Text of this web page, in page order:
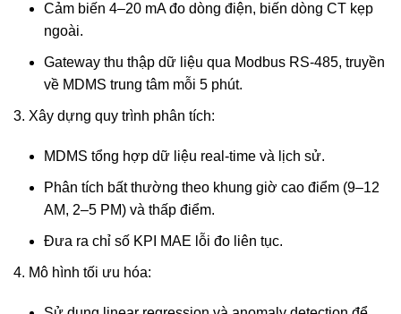
Cảm biến 4–20 mA đo dòng điện, biến dòng CT kẹp
ngoài.
Gateway thu thập dữ liệu qua Modbus RS-485, truyền
về MDMS trung tâm mỗi 5 phút.
Xây dựng quy trình phân tích:
MDMS tổng hợp dữ liệu real-time và lịch sử.
Phân tích bất thường theo khung giờ cao điểm (9–12
AM, 2–5 PM) và thấp điểm.
Đưa ra chỉ số KPI MAE lỗi đo liên tục.
Mô hình tối ưu hóa: